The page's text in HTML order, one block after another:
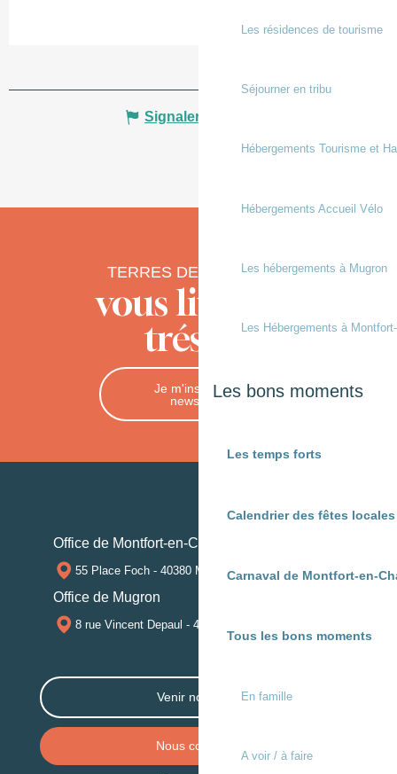
Les résidences de tourisme
Séjourner en tribu
Hébergements Tourisme et
Hébergements Accueil Vélo
Les hébergements à Mugron
Les Hébergements à
Les bons moments
Les temps forts
Calendrier des fêtes
Carnaval de Montfort-en-
Tous les bons moments
En famille
A voir / à faire
Signaler une erreur
TERRES DE CHALOSSE
vous livre ses
trésors
Je m'inscris à la
newsletter
Office de Montfort-en-Chalosse
55 Place Foch - 40380 MONTFORT-EN-CHALOSSE
Office de Mugron
8 rue Vincent Depaul - 40250 MUGRON
Venir nous voir
Nous contacter